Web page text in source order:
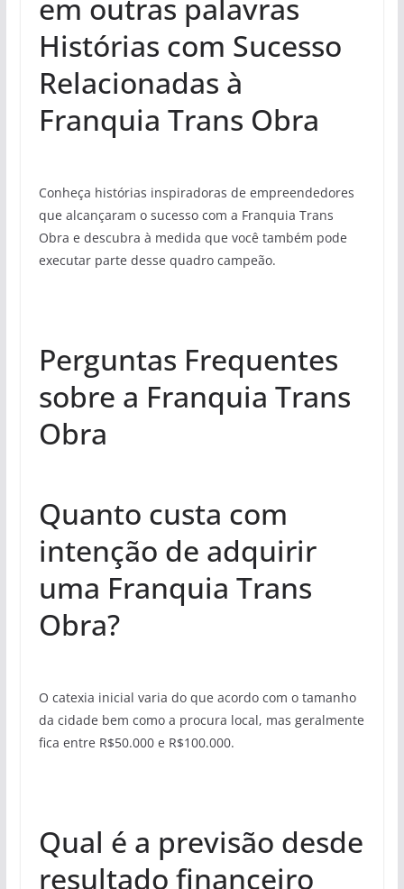
em outras palavras
Histórias com Sucesso
Relacionadas à
Franquia Trans Obra
Conheça histórias inspiradoras de empreendedores
que alcançaram o sucesso com a Franquia Trans
Obra e descubra à medida que você também pode
executar parte desse quadro campeão.
Perguntas Frequentes
sobre a Franquia Trans
Obra
Quanto custa com
intenção de adquirir
uma Franquia Trans
Obra?
O catexia inicial varia do que acordo com o tamanho
da cidade bem como a procura local, mas geralmente
fica entre R$50.000 e R$100.000.
Qual é a previsão desde
resultado financeiro